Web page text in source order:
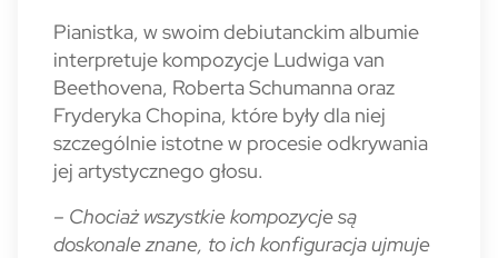
Pianistka, w swoim debiutanckim albumie
interpretuje kompozycje Ludwiga van
Beethovena, Roberta Schumanna oraz
Fryderyka Chopina, które były dla niej
szczególnie istotne w procesie odkrywania
jej artystycznego głosu.
– Chociaż wszystkie kompozycje są
doskonale znane, to ich konfiguracja ujmuje